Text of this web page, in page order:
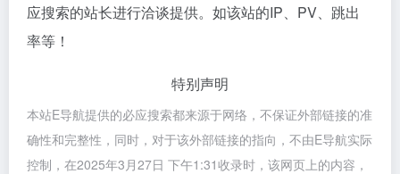
应搜索的站长进行洽谈提供。如该站的IP、PV、跳出
率等！
特别声明
本站E导航提供的必应搜索都来源于网络，不保证外部链接的准
确性和完整性，同时，对于该外部链接的指向，不由E导航实际
控制，在2025年3月27日 下午1:31收录时，该网页上的内容，